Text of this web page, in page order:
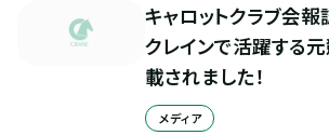
キャロットクラブ会報
クレインで活躍する
載されました！
メディア